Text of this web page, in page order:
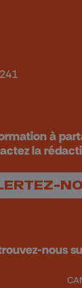
à
la
nous